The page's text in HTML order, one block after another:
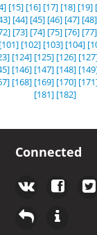
[15] [16] [17] [18] [19]
[44] [45] [46] [47] [48]
[73] [74] [75] [76] [77]
[101] [102] [103] [104]
[124] [125] [126]
[146] [147] [148]
[168] [169] [170]
[181] [182]
Connected